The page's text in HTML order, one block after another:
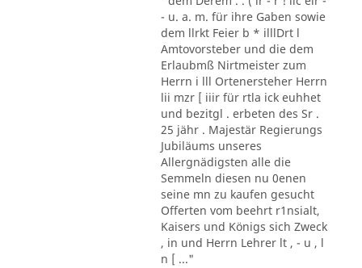
- u. a. m. für ihre Gaben sowie
dem llrkt Feier b * illlDrt l
Amtovorsteber und die dem
Erlaubmß Nirtmeister zum
Herrn i lll Ortenersteher Herrn
lii mzr [ iiir für rtla ick euhhet
und bezitgl . erbeten des Sr .
25 jähr . Majestär Regierungs
Jubiläums unseres
Allergnädigsten alle die
Semmeln diesen nu 0enen
seine mn zu kaufen gesucht
Offerten vom beehrt r1nsialt,
Kaisers und Königs sich Zweck
, in und Herrn Lehrer lt , - u , l
n [ ..."